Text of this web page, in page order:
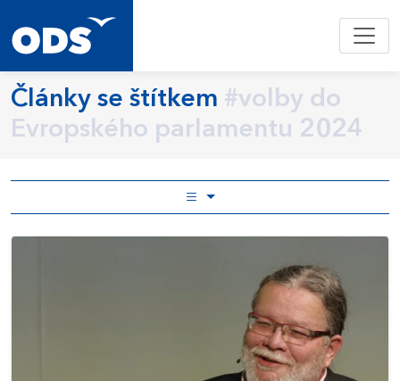
Články se štítkem #volby do
Evropského parlamentu 2024